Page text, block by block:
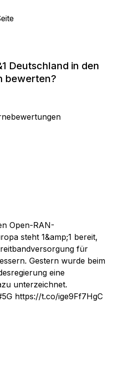
Deutschland in den
bewerten?
Open-RAN-
steht 1&amp;1 bereit,
für
Gestern wurde beim
eine
unterzeichnet.
https://t.co/ige9Ff7HgC